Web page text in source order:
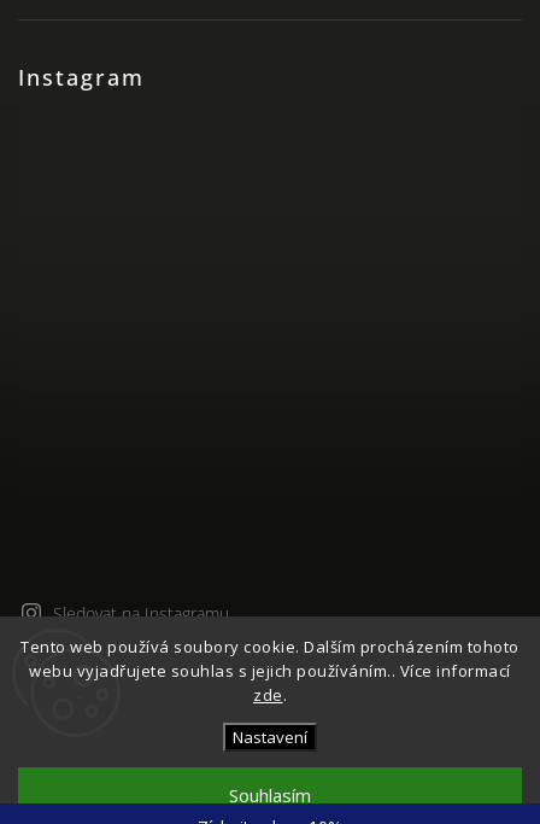
Tento web používá soubory cookie. Dalším procházením tohoto
webu vyjadřujete souhlas s jejich používáním.. Více informací
zde.
Nastavení
Souhlasím
Instagram
Sledovat na Instagramu
Copyright 2026Česká Síťovka - NETTY. Všechna práva
vyhrazena.
Upravit nastavení cookies